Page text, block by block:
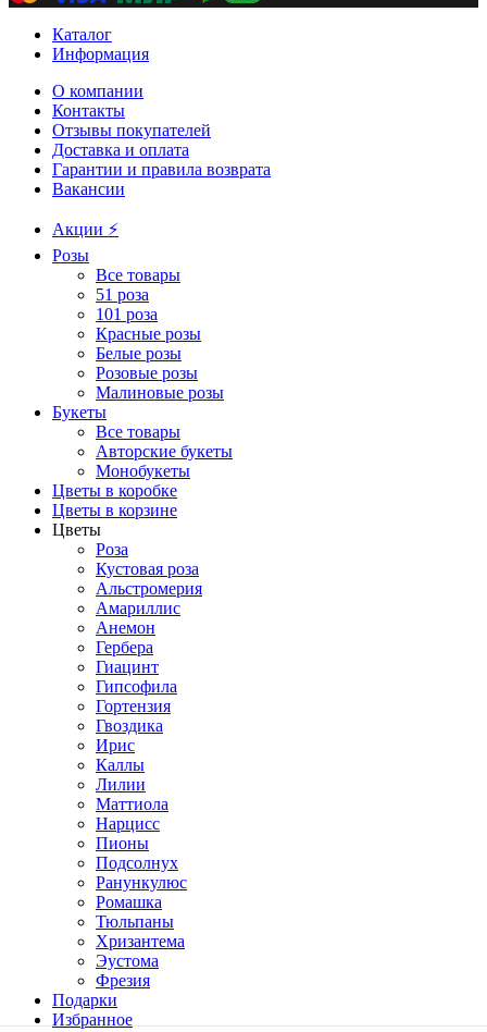
Каталог
Информация
О компании
Контакты
Отзывы покупателей
Доставка и оплата
Гарантии и правила возврата
Вакансии
Акции ⚡️
Розы
Все товары
51 роза
101 роза
Красные розы
Белые розы
Розовые розы
Малиновые розы
Букеты
Все товары
Авторские букеты
Монобукеты
Цветы в коробке
Цветы в корзине
Цветы
Роза
Кустовая роза
Альстромерия
Амариллис
Анемон
Гербера
Гиацинт
Гипсофила
Гортензия
Гвоздика
Ирис
Каллы
Лилии
Маттиола
Нарцисс
Пионы
Подсолнух
Ранункулюс
Ромашка
Тюльпаны
Хризантема
Эустома
Фрезия
Подарки
Избранное